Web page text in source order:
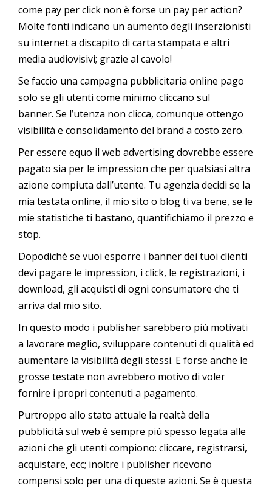
come pay per click non è forse un pay per action?
Molte fonti indicano un aumento degli inserzionisti
su internet a discapito di carta stampata e altri
media audiovisivi; grazie al cavolo!
Se faccio una campagna pubblicitaria online pago
solo se gli utenti come minimo cliccano sul
banner. Se l’utenza non clicca, comunque ottengo
visibilità e consolidamento del brand a costo zero.
Per essere equo il web advertising dovrebbe essere
pagato sia per le impression che per qualsiasi altra
azione compiuta dall’utente. Tu agenzia decidi se la
mia testata online, il mio sito o blog ti va bene, se le
mie statistiche ti bastano, quantifichiamo il prezzo e
stop.
Dopodichè se vuoi esporre i banner dei tuoi clienti
devi pagare le impression, i click, le registrazioni, i
download, gli acquisti di ogni consumatore che ti
arriva dal mio sito.
In questo modo i publisher sarebbero più motivati
a lavorare meglio, sviluppare contenuti di qualità ed
aumentare la visibilità degli stessi. E forse anche le
grosse testate non avrebbero motivo di voler
fornire i propri contenuti a pagamento.
Purtroppo allo stato attuale la realtà della
pubblicità sul web è sempre più spesso legata alle
azioni che gli utenti compiono: cliccare, registrarsi,
acquistare, ecc; inoltre i publisher ricevono
compensi solo per una di queste azioni. Se è questa